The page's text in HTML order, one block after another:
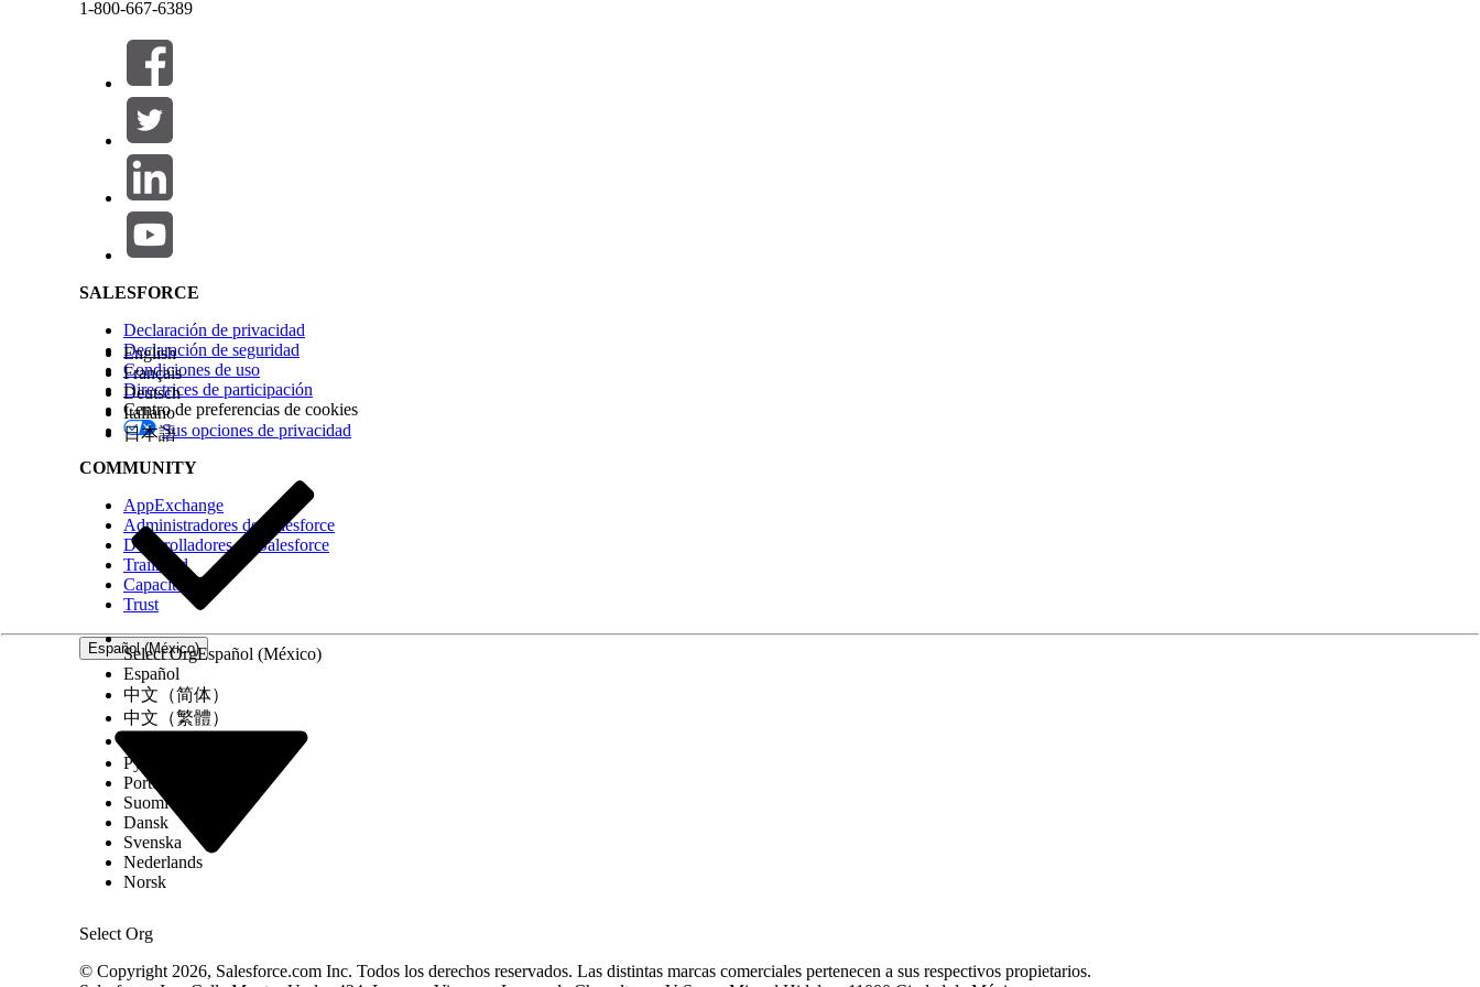
los procesos de entrega de productos.
Transacciones de adición y retirada
Un inventario tiene una lista de transacciones de inventario asociadas con él. Para cada Checkout (publicado), una transacción
de inventario del tipo Adición que registra el importe del producto en función de la cantidad del producto en el camión. Del
mismo modo, cuando el conductor turístico entrega un producto a un establecimiento (después de publicar un pedido de
ventas de furgón), se crea una transacción de inventario de tipo Retirada para la misma combinación de producto y delimitador
mostrando un importe negativo que refleja los productos eliminados. Por lo tanto, se crean múltiples transacciones de inventario
para el mismo producto durante un recorrido.
Para cada combinación de producto-anclaje (tour, vehículo o usuario), concilie las transacciones de inventario y conozca la cantidad de
reconciliación de inventario (
¿RESOLVIÓ ESTE ARTÍCULO SU PROBLEMA?
¡Háganos saber cómo podemos mejorar!
1-800-667-6389
SALESFORCE
Declaración de privacidad
Declaración de seguridad
Condiciones de uso
Directrices de participación
Centro de preferencias de cookies
Sus opciones de privacidad
COMMUNITY
AppExchange
Administradores de Salesforce
Desarrolladores de Salesforce
Trailhead
Capacitación
Trust
Español (México)
Select Org
English
Français
Deutsch
Italiano
日本語
Select OrgEspañol (México)
Español
中文（简体）
中文（繁體）
Русский
Português (Brasil)
Suomi
Dansk
Svenska
Nederlands
Norsk
© Copyright 2026, Salesforce.com Inc. Todos los derechos reservados. Las distintas marcas comerciales pertenecen a sus respectivos propietarios.
Salesforce Help | Article